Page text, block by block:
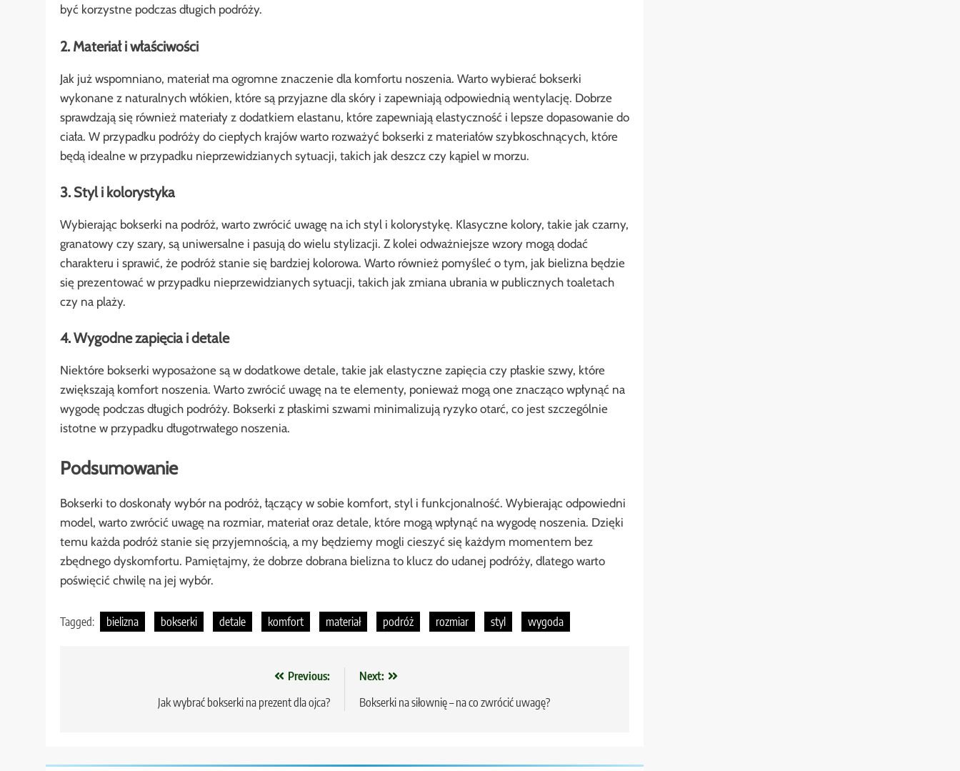
być korzystne podczas długich podróży.
2. Materiał i właściwości
Jak już wspomniano, materiał ma ogromne znaczenie dla komfortu noszenia. Warto wybierać bokserki
wykonane z naturalnych włókien, które są przyjazne dla skóry i zapewniają odpowiednią wentylację. Dobrze
sprawdzają się również materiały z dodatkiem elastanu, które zapewniają elastyczność i lepsze dopasowanie do
ciała. W przypadku podróży do ciepłych krajów warto rozważyć bokserki z materiałów szybkoschnących, które
będą idealne w przypadku nieprzewidzianych sytuacji, takich jak deszcz czy kąpiel w morzu.
3. Styl i kolorystyka
Wybierając bokserki na podróż, warto zwrócić uwagę na ich styl i kolorystykę. Klasyczne kolory, takie jak czarny,
granatowy czy szary, są uniwersalne i pasują do wielu stylizacji. Z kolei odważniejsze wzory mogą dodać
charakteru i sprawić, że podróż stanie się bardziej kolorowa. Warto również pomyśleć o tym, jak bielizna będzie
się prezentować w przypadku nieprzewidzianych sytuacji, takich jak zmiana ubrania w publicznych toaletach
czy na plaży.
4. Wygodne zapięcia i detale
Niektóre bokserki wyposażone są w dodatkowe detale, takie jak elastyczne zapięcia czy płaskie szwy, które
zwiększają komfort noszenia. Warto zwrócić uwagę na te elementy, ponieważ mogą one znacząco wpłynąć na
wygodę podczas długich podróży. Bokserki z płaskimi szwami minimalizują ryzyko otarć, co jest szczególnie
istotne w przypadku długotrwałego noszenia.
Podsumowanie
Bokserki to doskonały wybór na podróż, łączący w sobie komfort, styl i funkcjonalność. Wybierając odpowiedni
model, warto zwrócić uwagę na rozmiar, materiał oraz detale, które mogą wpłynąć na wygodę noszenia. Dzięki
temu każda podróż stanie się przyjemnością, a my będziemy mogli cieszyć się każdym momentem bez
zbędnego dyskomfortu. Pamiętajmy, że dobrze dobrana bielizna to klucz do udanej podróży, dlatego warto
poświęcić chwilę na jej wybór.
Tagged: bielizna bokserki detale komfort materiał podróż rozmiar styl wygoda
Previous:
Jak wybrać bokserki na prezent dla ojca?
Next:
Bokserki na siłownię – na co zwrócić uwagę?